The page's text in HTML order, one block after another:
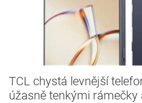
TCL chystá levnější
úžasně tenkými